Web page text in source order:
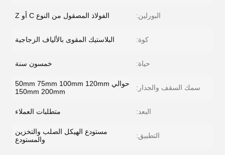
البورلين: الفولاذ المصقول من النوع C أو Z
كوة: البلاستيك المقوى بالألياف الزجاجية
حياة: خمسون سنة
سمك السقف والجدار:
حوالي 50mm 75mm 100mm 120mm
150mm 200mm
البعد: متطلبات العملاء
التطبيق:
مستودع الهيكل الصلب والتخزين
والمستودع